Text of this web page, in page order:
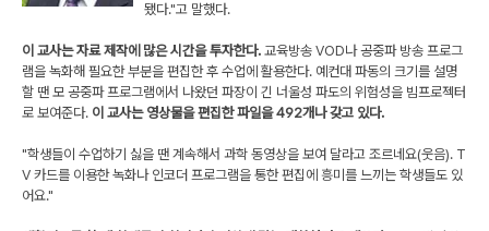
됐다."고 말했다.
이 교사는 자료 제작에 많은 시간을 투자한다. 교육방송 VOD나 공중파 방송 프로그
램을 녹화해 필요한 부분을 편집한 후 수업에 활용한다. 예컨대 파동의 크기를 설명
할 땐 모 공중파 프로그램에서 나왔던 파장이 긴 너울성 파도의 위험성을 빔프로젝터
로 보여준다. 이 교사는 영상물을 편집한 파일을 492개나 갖고 있다.
"학생들이 수업하기 싫을 땐 계속해서 과학 동영상을 보여 달라고 조르네요(웃음). T
V 카드를 이용한 녹화나 인코더 프로그램을 통한 편집에 흥미를 느끼는 학생들도 있
어요."